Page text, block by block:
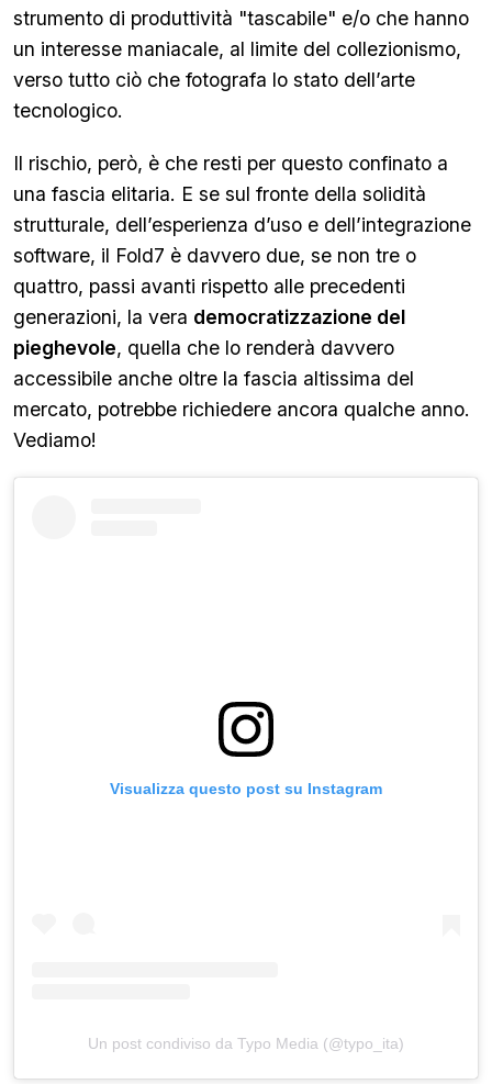
strumento di produttività "tascabile" e/o che hanno
un interesse maniacale, al limite del collezionismo,
verso tutto ciò che fotografa lo stato dell’arte
tecnologico.
Il rischio, però, è che resti per questo confinato a
una fascia elitaria. E se sul fronte della solidità
strutturale, dell’esperienza d’uso e dell’integrazione
software, il Fold7 è davvero due, se non tre o
quattro, passi avanti rispetto alle precedenti
generazioni, la vera democratizzazione del
pieghevole, quella che lo renderà davvero
accessibile anche oltre la fascia altissima del
mercato, potrebbe richiedere ancora qualche anno.
Vediamo!
Visualizza questo post su Instagram
Un post condiviso da Typo Media (@typo_ita)